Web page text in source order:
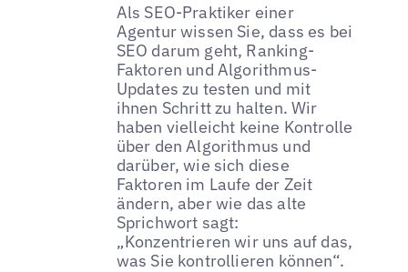
Als SEO-Praktiker einer
Agentur wissen Sie, dass es bei
SEO darum geht, Ranking-
Faktoren und Algorithmus-
Updates zu testen und mit
ihnen Schritt zu halten. Wir
haben vielleicht keine Kontrolle
über den Algorithmus und
darüber, wie sich diese
Faktoren im Laufe der Zeit
ändern, aber wie das alte
Sprichwort sagt:
„Konzentrieren wir uns auf das,
was Sie kontrollieren können“.